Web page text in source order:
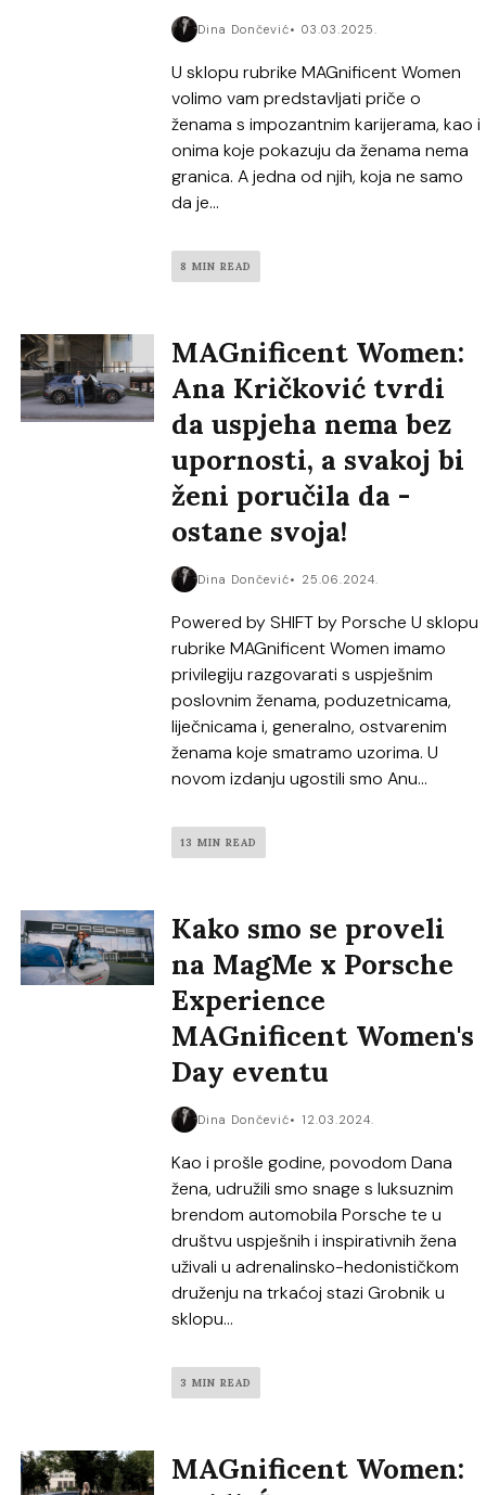
Dina Dončević 03.03.2025.
U sklopu rubrike MAGnificent Women
volimo vam predstavljati priče o
ženama s impozantnim karijerama, kao i
onima koje pokazuju da ženama nema
granica. A jedna od njih, koja ne samo
da je...
8 MIN READ
MAGnificent Women:
Ana Kričković tvrdi
da uspjeha nema bez
upornosti, a svakoj bi
ženi poručila da -
ostane svoja!
Dina Dončević 25.06.2024.
Powered by SHIFT by Porsche U sklopu
rubrike MAGnificent Women imamo
privilegiju razgovarati s uspješnim
poslovnim ženama, poduzetnicama,
liječnicama i, generalno, ostvarenim
ženama koje smatramo uzorima. U
novom izdanju ugostili smo Anu...
13 MIN READ
Kako smo se proveli
na MagMe x Porsche
Experience
MAGnificent Women's
Day eventu
Dina Dončević 12.03.2024.
Kao i prošle godine, povodom Dana
žena, udružili smo snage s luksuznim
brendom automobila Porsche te u
društvu uspješnih i inspirativnih žena
uživali u adrenalinsko-hedonističkom
druženju na trkaćoj stazi Grobnik u
sklopu...
3 MIN READ
MAGnificent Women: